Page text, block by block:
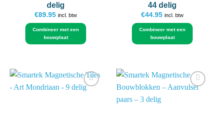
delig
€89.95 incl. btw
Combineer met een
bouwplaat
44 delig
€44.95 incl. btw
Combineer met een
bouwplaat
Add to